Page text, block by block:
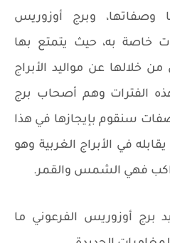
وصفاتها، وبرج أوزوريس
خاصة به، حيث يتمتع بها
من خلالها عن مواليد الأبراج
هذه الفترات وهم أصحاب برج
سنقوم بإيجازها في هذا
في الأبراج الغربية وهو
فهي الشمس والقمر.
أوزوريس الفرعوني ما